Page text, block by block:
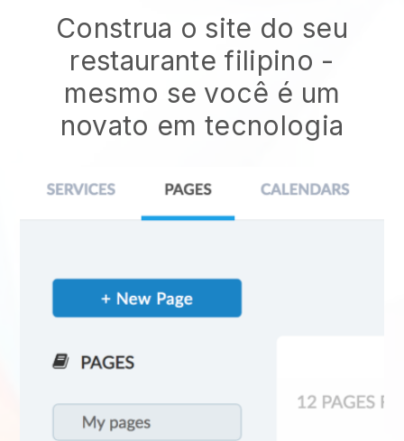
Construa o site do seu
restaurante filipino -
mesmo se você é um
novato em tecnologia